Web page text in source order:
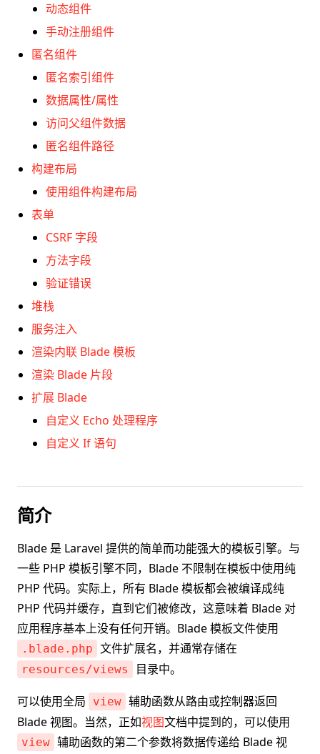
动态组件
手动注册组件
匿名组件
匿名索引组件
数据属性/属性
访问父组件数据
匿名组件路径
构建布局
使用组件构建布局
表单
CSRF 字段
方法字段
验证错误
堆栈
服务注入
渲染内联 Blade 模板
渲染 Blade 片段
扩展 Blade
自定义 Echo 处理程序
自定义 If 语句
简介
Blade 是 Laravel 提供的简单而功能强大的模板引擎。与
一些 PHP 模板引擎不同，Blade 不限制在模板中使用纯
PHP 代码。实际上，所有 Blade 模板都会被编译成纯
PHP 代码并缓存，直到它们被修改，这意味着 Blade 对
应用程序基本上没有任何开销。Blade 模板文件使用
.blade.php 文件扩展名，并通常存储在
resources/views 目录中。
可以使用全局 view 辅助函数从路由或控制器返回
Blade 视图。当然，正如视图文档中提到的，可以使用
view 辅助函数的第二个参数将数据传递给 Blade 视